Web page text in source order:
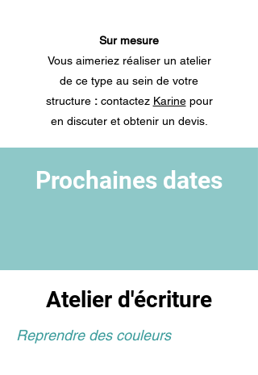
Sur mesure
Vous aimeriez réaliser un atelier
de ce type au sein de votre
structure :contactez Karinepour
en discuter et obtenir un devis.
Prochaines dates
Atelier d'écriture
Reprendre des couleurs